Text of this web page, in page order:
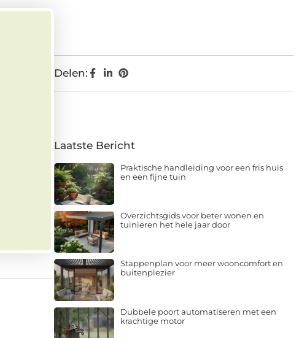
Delen:
Laatste Bericht
Praktische handleiding voor een fris huis
en een fijne tuin
Overzichtsgids voor beter wonen en
tuinieren het hele jaar door
Stappenplan voor meer wooncomfort en
buitenplezier
Dubbele poort automatiseren met een
krachtige motor